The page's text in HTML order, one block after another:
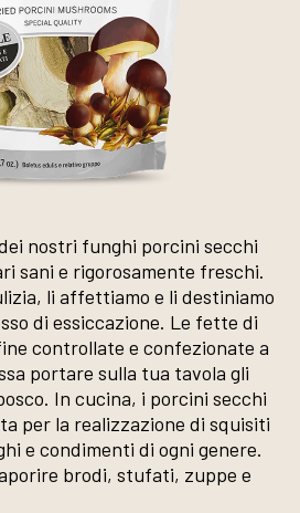
nostri funghi porcini secchi
sani e rigorosamente freschi.
li affettiamo e li destiniamo
di essiccazione. Le fette di
controllate e confezionate a
portare sulla tua tavola gli
In cucina, i porcini secchi
per la realizzazione di squisiti
e condimenti di ogni genere.
brodi, stufati, zuppe e